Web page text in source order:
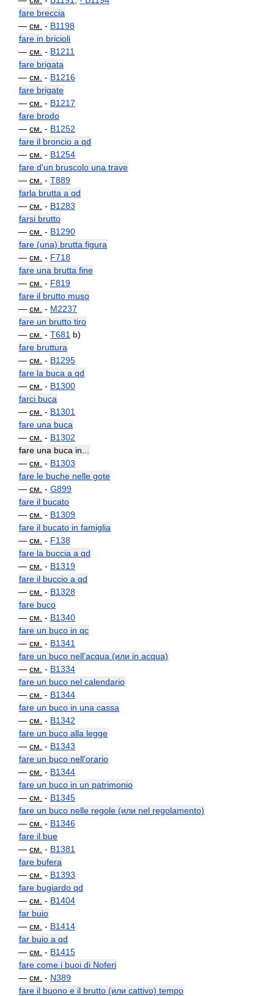
fare breccia
— см. - B1198
fare in bricioli
— см. - B1211
fare brigata
— см. - B1216
fare brigate
— см. - B1217
fare brodo
— см. - B1252
fare il broncio a qd
— см. - B1254
fare d'un bruscolo una trave
— см. - T889
farla brutta a qd
— см. - B1283
farsi brutto
— см. - B1290
fare (una) brutta figura
— см. - F718
fare una brutta fine
— см. - F819
fare il brutto muso
— см. - M2237
fare un brutto tiro
— см. - T681 b)
fare bruttura
— см. - B1295
fare la buca a qd
— см. - B1300
farci buca
— см. - B1301
fare una buca
— см. - B1302
fare una buca in...
— см. - B1303
fare le buche nelle gote
— см. - G899
fare il bucato
— см. - B1309
fare il bucato in famiglia
— см. - F138
fare la buccia a qd
— см. - B1319
fare il buccio a qd
— см. - B1328
fare buco
— см. - B1340
fare un buco in qc
— см. - B1341
fare un buco nell'acqua (или in acqua)
— см. - B1334
fare un buco nel calendario
— см. - B1344
fare un buco in una cassa
— см. - B1342
fare un buco alla legge
— см. - B1343
fare un buco nell'orario
— см. - B1344
fare un buco in un patrimonio
— см. - B1345
fare un buco nelle regole (или nel regolamento)
— см. - B1346
fare il bue
— см. - B1381
fare bufera
— см. - B1393
fare bugiardo qd
— см. - B1404
far buio
— см. - B1414
far buio a qd
— см. - B1415
fare come i buoi di Noferi
— см. - N389
fare il buono e il brutto (или cattivo) tempo